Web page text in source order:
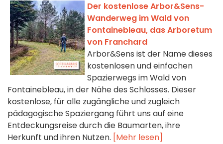
Der kostenlose Arbor&Sens-
Wanderweg im Wald von
Fontainebleau, das Arboretum
von Franchard
Arbor&Sens ist der Name dieses
kostenlosen und einfachen
Spazierwegs im Wald von
Fontainebleau, in der Nähe des Schlosses. Dieser
kostenlose, für alle zugängliche und zugleich
pädagogische Spaziergang führt uns auf eine
Entdeckungsreise durch die Baumarten, ihre
Herkunft und ihren Nutzen. [Mehr lesen]